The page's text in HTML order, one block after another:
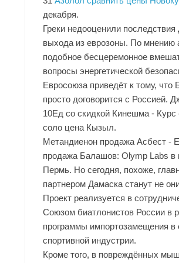
декабря.
Греки недооценили
выхода из еврозоны. По мнению
подобное бесцеремонное
вопросы энергетической
Евросоюза приведёт к тому, что
просто договорится с Россией.
10Ед со скидкой Кинешма - Курс
соло цена Кызыл.
Метандиенон продажа Асбест -
продажа Балашов: Olymp Labs в
Пермь. Но сегодня, похоже,
партнером Дамаска станут не
Проект реализуется в
Союзом биатлонистов России в
программы импортозамещения в
спортивной индустрии.
Кроме того, в повреждённых